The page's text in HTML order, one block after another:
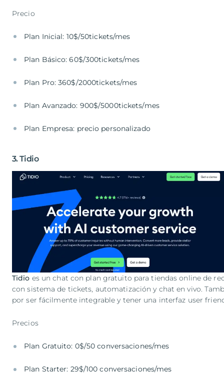
Precio
Plan Inicial: 10$/50tickets/mes
Plan Básico: 60$/300tickets/mes
Plan Pro: 360$/2000tickets/mes
Plan Avanzado: 900$/5000tickets/mes
Plan Empresa: precio personalizado
3. Tidio
Tidio es un chat con plan gratuito para tiendas online de
con sistema de tickets, automatización y chat en vivo.
por ser fácilmente integrable y tener una interfaz user
Precios
Plan Gratuito: 0$/50 conversaciones/mes
Plan Starter: 29$/100 conversaciones/mes